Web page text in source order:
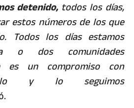
detenido, todos los días,
estos números de los que
Todos los días estamos
o dos comunidades
es un compromiso con
y lo seguimos